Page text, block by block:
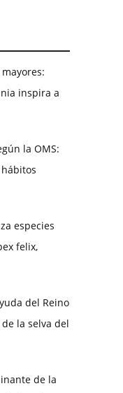
inspira a
la OMS:
especies
felix,
del Reino
la selva del
de la